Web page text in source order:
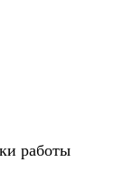
работы